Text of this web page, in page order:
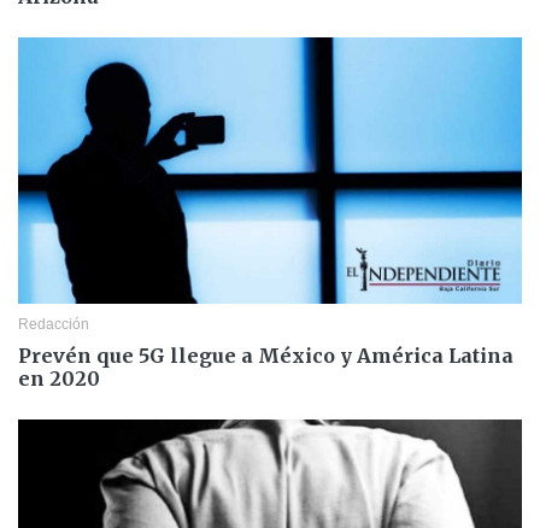
Redacción
Prevén que 5G llegue a México y América Latina
en 2020